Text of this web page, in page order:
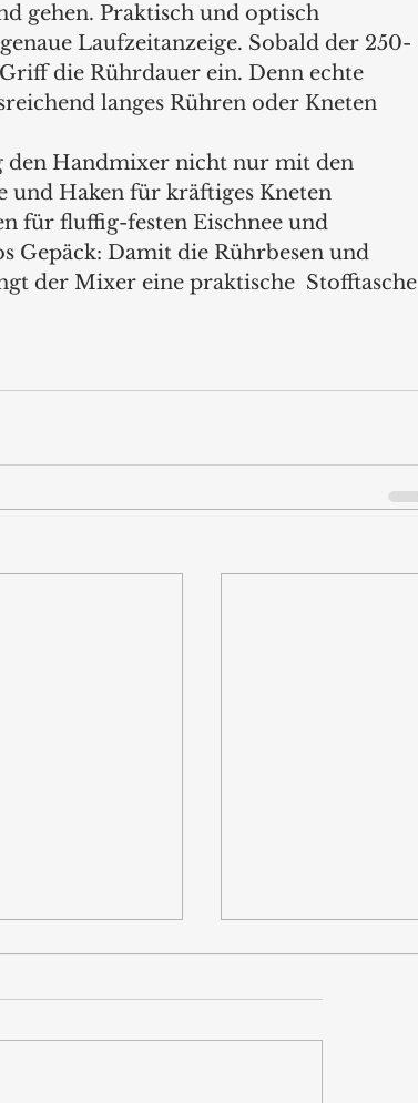
gehen. Praktisch und optisch
Laufzeitanzeige. Sobald der 250-
die Rührdauer ein. Denn echte
langes Rühren oder Kneten
den Handmixer nicht nur mit den
und Haken für kräftiges Kneten
für fluffig-festen Eischnee und
Gepäck: Damit die Rührbesen und
der Mixer eine praktische  Stofftasche